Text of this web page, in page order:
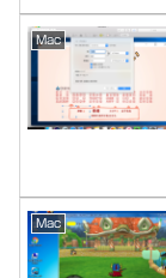
Mac
Mac